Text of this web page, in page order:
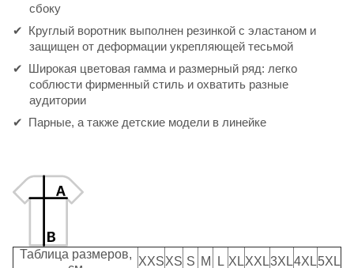
сбоку
Круглый воротник выполнен резинкой с эластаном и
защищен от деформации укрепляющей тесьмой
Широкая цветовая гамма и размерный ряд: легко
соблюсти фирменный стиль и охватить разные
аудитории
Парные, а также детские модели в линейке
Таблица размеров,
XXSXS S M L XLXXL3XL4XL5XL